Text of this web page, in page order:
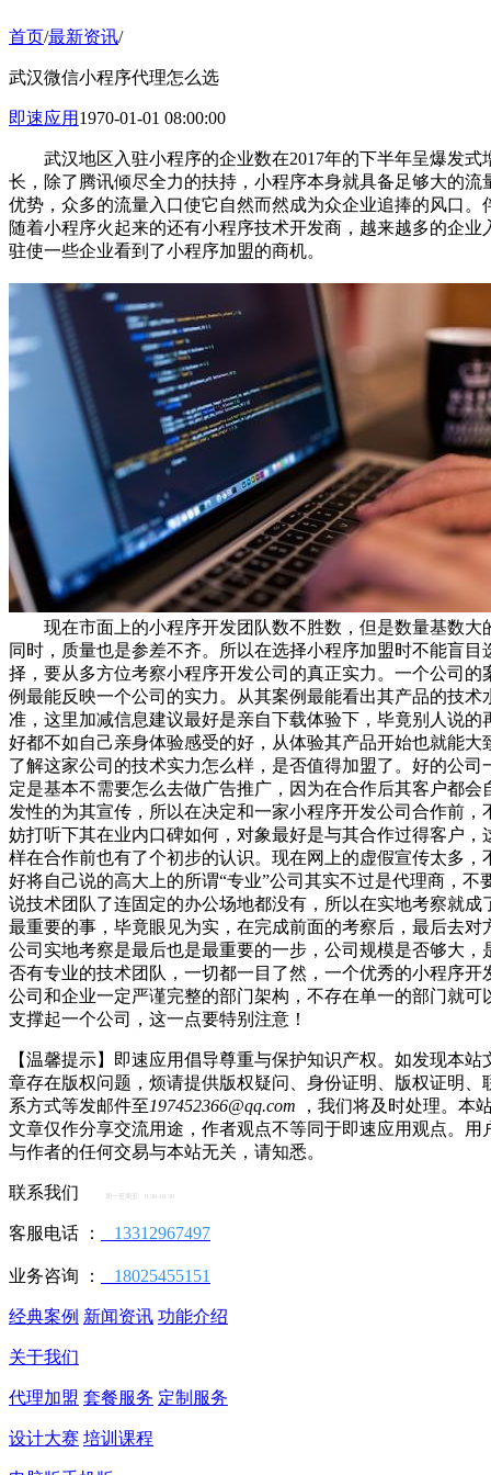
首页/最新资讯/
武汉微信小程序代理怎么选
即速应用 1970-01-01 08:00:00
武汉地区入驻小程序的企业数在2017年的下半年呈爆发式
长，除了腾讯倾尽全力的扶持，小程序本身就具备足够大的流
优势，众多的流量入口使它自然而然成为众企业追捧的风口。
随着小程序火起来的还有小程序技术开发商，越来越多的企业
驻使一些企业看到了小程序加盟的商机。
现在市面上的小程序开发团队数不胜数，但是数量基数大
同时，质量也是参差不齐。所以在选择小程序加盟时不能盲目
择，要从多方位考察小程序开发公司的真正实力。一个公司的
例最能反映一个公司的实力。从其案例最能看出其产品的技术
准，这里加减信息建议最好是亲自下载体验下，毕竟别人说的
好都不如自己亲身体验感受的好，从体验其产品开始也就能大
了解这家公司的技术实力怎么样，是否值得加盟了。好的公司
定是基本不需要怎么去做广告推广，因为在合作后其客户都会
发性的为其宣传，所以在决定和一家小程序开发公司合作前，
妨打听下其在业内口碑如何，对象最好是与其合作过得客户，
样在合作前也有了个初步的认识。现在网上的虚假宣传太多，
好将自己说的高大上的所谓“专业”公司其实不过是代理商，不
说技术团队了连固定的办公场地都没有，所以在实地考察就成
最重要的事，毕竟眼见为实，在完成前面的考察后，最后去对
公司实地考察是最后也是最重要的一步，公司规模是否够大，
否有专业的技术团队，一切都一目了然，一个优秀的小程序开
公司和企业一定严谨完整的部门架构，不存在单一的部门就可
支撑起一个公司，这一点要特别注意！
【温馨提示】即速应用倡导尊重与保护知识产权。如发现本站
章存在版权问题，烦请提供版权疑问、身份证明、版权证明、
系方式等发邮件至197452366@qq.com ，我们将及时处理。本
文章仅作分享交流用途，作者观点不等同于即速应用观点。用
与作者的任何交易与本站无关，请知悉。
联系我们 周一至周五 9:30-18:30
客服电话 ： 13312967497
业务咨询 ： 18025455151
经典案例 新闻资讯 功能介绍
关于我们
代理加盟 套餐服务 定制服务
设计大赛 培训课程